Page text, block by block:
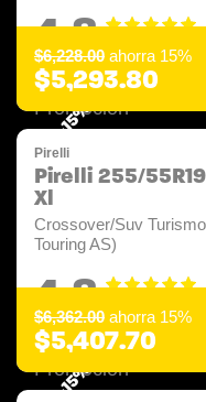
4.8
-15%
$6,228.00 ahorra 15%
$5,293.80
Pirelli
Pirelli 255/
Xl
Crossover/Suv
Touring AS)
4.8
-15%
$6,362.00 ahorra 15%
$5,407.70